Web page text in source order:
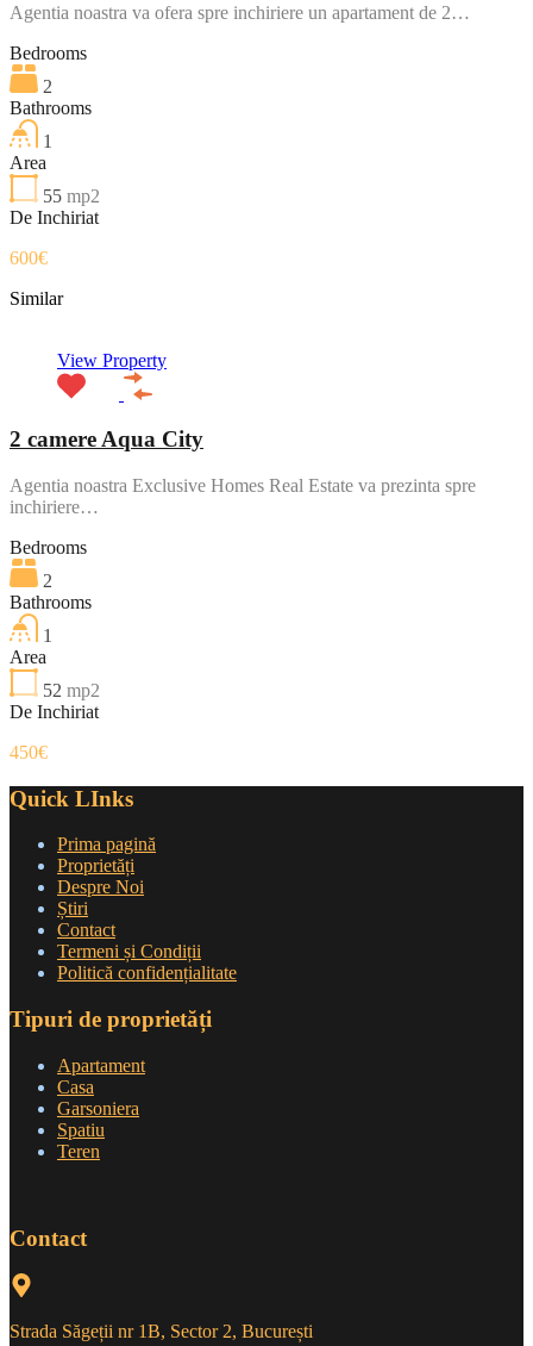
Agentia noastra va ofera spre inchiriere un apartament de 2…
Bedrooms
2
Bathrooms
1
Area
55 mp2
De Inchiriat
600€
Similar
View Property
2 camere Aqua City
Agentia noastra Exclusive Homes Real Estate va prezinta spre
inchiriere…
Bedrooms
2
Bathrooms
1
Area
52 mp2
De Inchiriat
450€
Quick LInks
Prima pagină
Proprietăți
Despre Noi
Știri
Contact
Termeni și Condiții
Politică confidențialitate
Tipuri de proprietăți
Apartament
Casa
Garsoniera
Spatiu
Teren
Contact
Strada Săgeții nr 1B, Sector 2, București